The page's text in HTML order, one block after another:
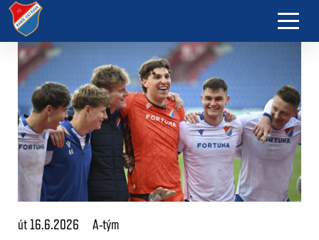
út 16.6.2026 A-tým